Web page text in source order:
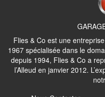
Flies & Co est une
1967 spécialisée dans le
depuis 1994, Flies & Co a
l’Alleud en janvier 2012.